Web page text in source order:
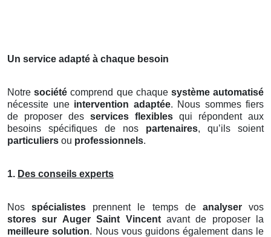
Un service adapté à chaque besoin
Notresociété comprend que chaque système automatisé
nécessite une intervention adaptée. Nous sommes fiers
de proposer des services flexibles qui répondent aux
besoins spécifiques de nos partenaires, qu’ils soient
particuliers ou professionnels.
1. Des conseils experts
Nosspécialistes prennent le temps de analyservos
stores sur Auger Saint Vincent avant de proposer la
meilleure solution. Nous vous guidons également dans le